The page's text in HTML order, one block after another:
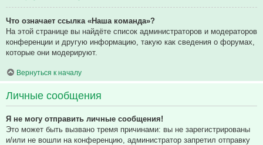
Что означает ссылка «Наша команда»?
На этой странице вы найдёте список администраторов и модераторов
конференции и другую информацию, такую как сведения о форумах,
которые они модерируют.
Вернуться к началу
Личные сообщения
Я не могу отправить личные сообщения!
Это может быть вызвано тремя причинами: вы не зарегистрированы
и/или не вошли на конференцию, администратор запретил отправку